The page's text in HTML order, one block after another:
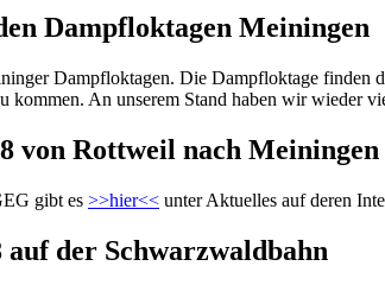
Dampfloktagen Meiningen
Dampfloktagen. Die Dampfloktage
kommen. An unserem Stand haben wir wieder
von Rottweil nach Meiningen
gibt es >>hier<< unter Aktuelles auf deren
auf der Schwarzwaldbahn